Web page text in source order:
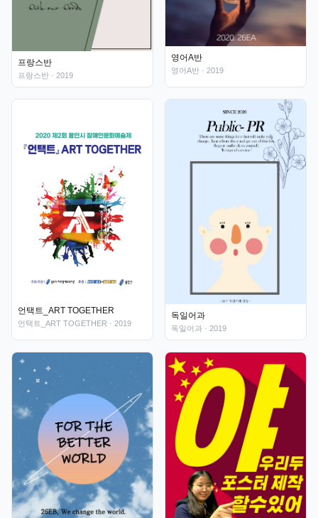
프랑스반
프랑스반 · 2019
영어A반
영어A반 · 2019
언택트_ART TOGETHER
언택트_ART TOGETHER · 2019
독일어과
독일어과 · 2019